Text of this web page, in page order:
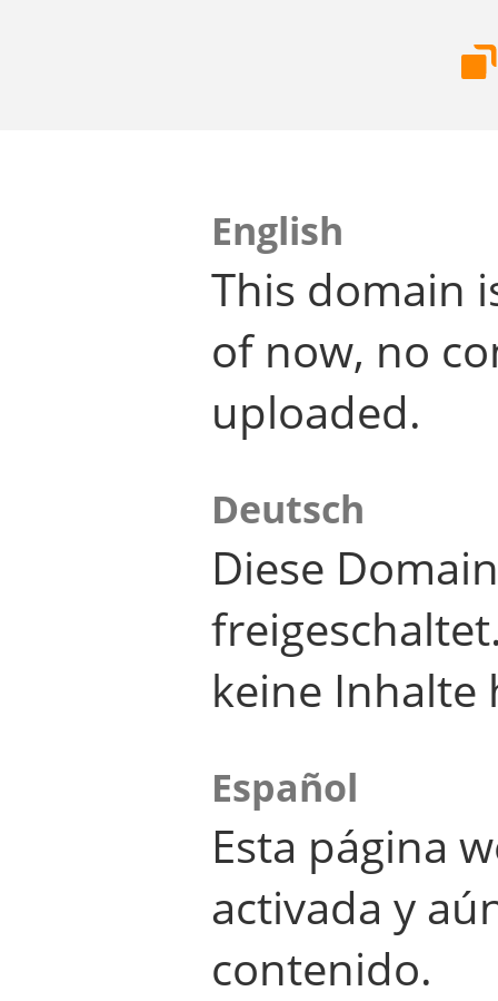
English
This domain
of now, no
uploaded.
Deutsch
Diese
keine Inhalte
Español
Esta página
activada y
contenido.